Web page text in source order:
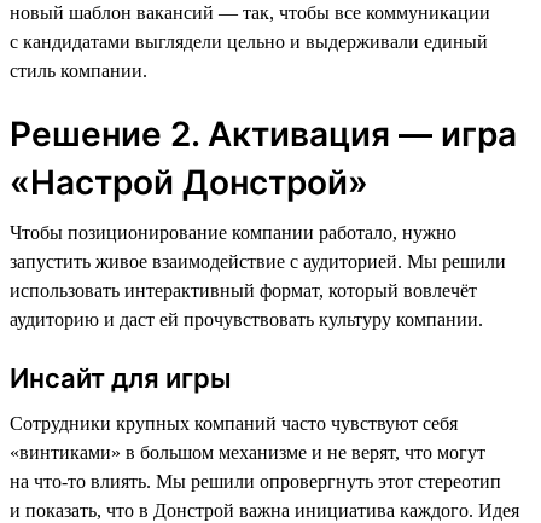
новый шаблон вакансий — так, чтобы все коммуникации
с кандидатами выглядели цельно и выдерживали единый
стиль компании.
Решение 2. Активация — игра
«Настрой Донстрой»
Чтобы позиционирование компании работало, нужно
запустить живое взаимодействие с аудиторией. Мы решили
использовать интерактивный формат, который вовлечёт
аудиторию и даст ей прочувствовать культуру компании.
Инсайт для игры
Сотрудники крупных компаний часто чувствуют себя
«винтиками» в большом механизме и не верят, что могут
на что-то влиять. Мы решили опровергнуть этот стереотип
и показать, что в Донстрой важна инициатива каждого. Идея